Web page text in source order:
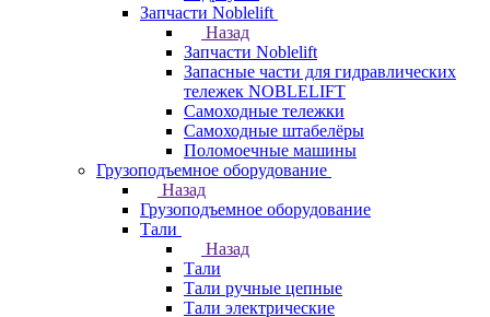
Запчасти Noblelift
Назад
Запчасти Noblelift
Запасные части для гидравлических
тележек NOBLELIFT
Самоходные тележки
Самоходные штабелёры
Поломоечные машины
Грузоподъемное оборудование
Назад
Грузоподъемное оборудование
Тали
Назад
Тали
Тали ручные цепные
Тали электрические